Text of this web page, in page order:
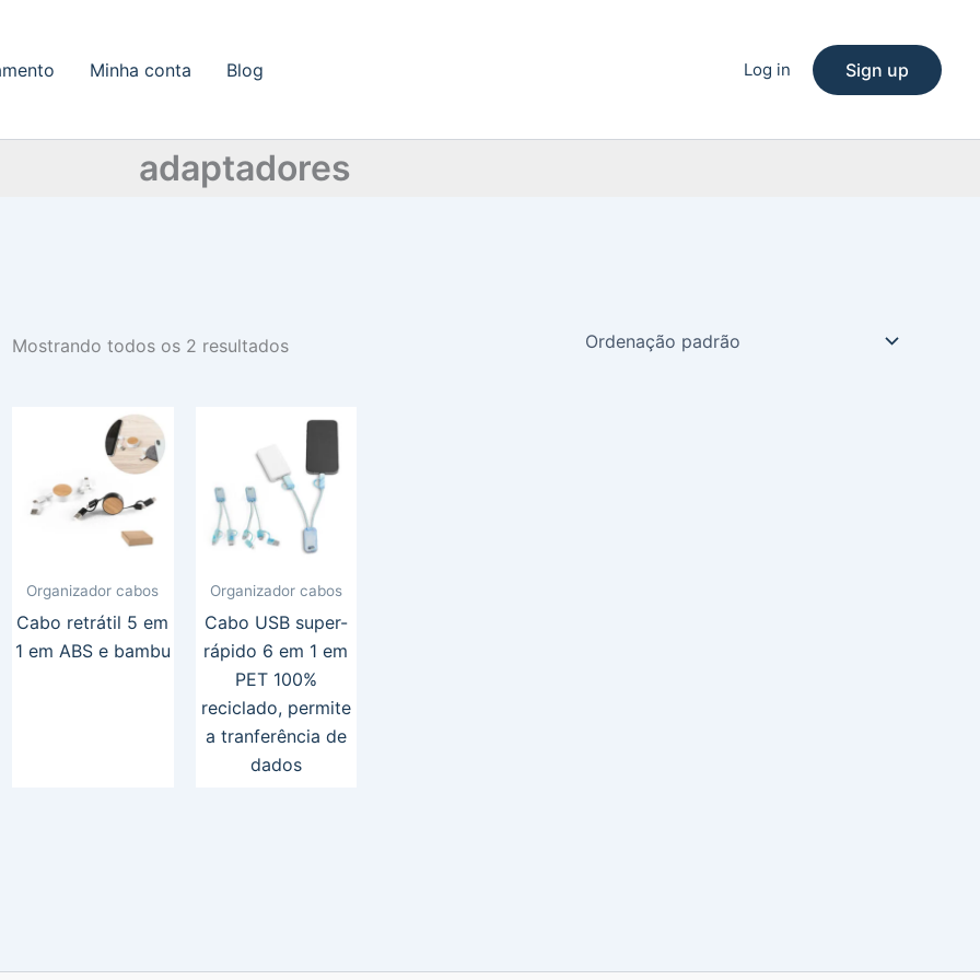
Minha conta Blog Log in Sign up
adaptadores
Mostrando todos os 2 resultados
Organizador cabos
Cabo retrátil 5 em
1 em ABS e bambu
Organizador cabos
Cabo USB super-
rápido 6 em 1 em
PET 100%
reciclado, permite
a tranferência de
dados